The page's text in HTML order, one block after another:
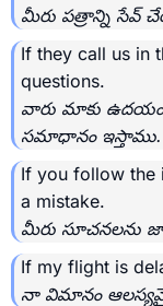
మీరు పత్రాన్ని
If they call us in
questions.
వారు మాకు ఉదయం
సమాధానం ఇస్తాము.
If you follow the
a mistake.
మీరు సూచనలను
If my flight is
నా విమానం